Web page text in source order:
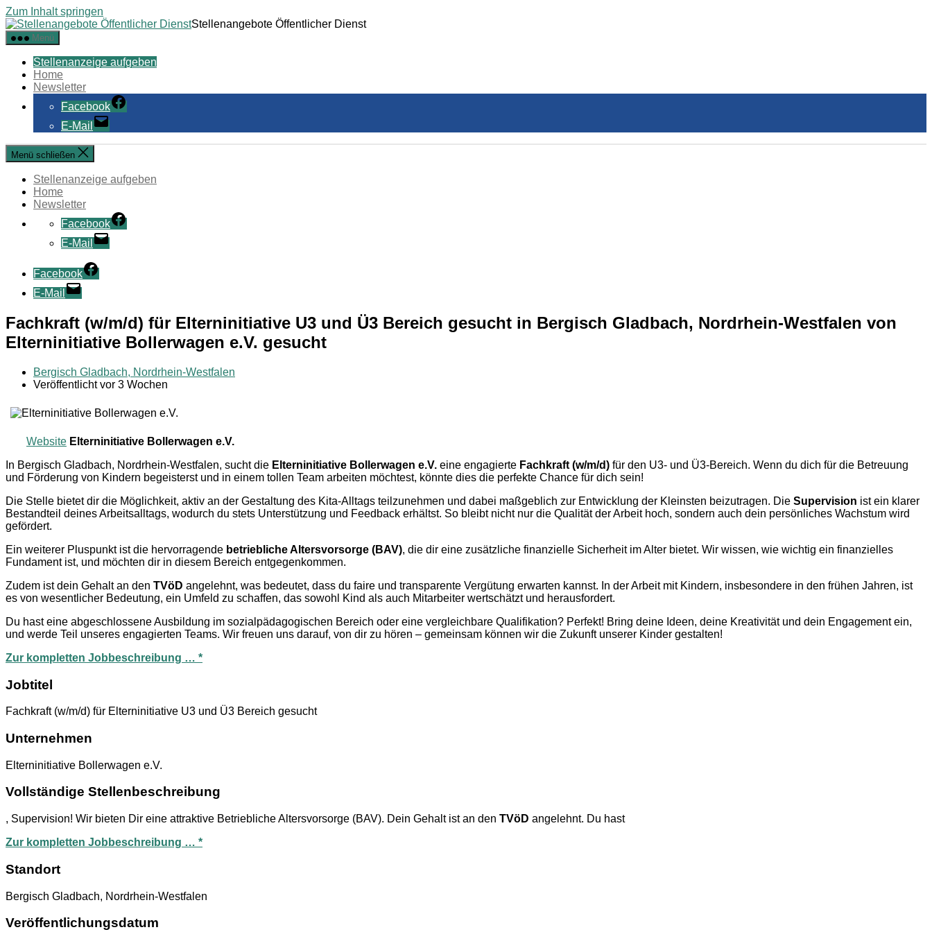
Zum Inhalt springen
Stellenangebote Öffentlicher Dienst
Menü
Stellenanzeige aufgeben
Home
Newsletter
Facebook
E-Mail
Menü schließen
Stellenanzeige aufgeben
Home
Newsletter
Facebook
E-Mail
Facebook
E-Mail
Fachkraft (w/m/d) für Elterninitiative U3 und Ü3 Bereich gesucht in Bergisch Gladbach, Nordrhein-Westfalen von
Elterninitiative Bollerwagen e.V. gesucht
Bergisch Gladbach, Nordrhein-Westfalen
Veröffentlicht vor 3 Wochen
Website Elterninitiative Bollerwagen e.V.
In Bergisch Gladbach, Nordrhein-Westfalen, sucht die Elterninitiative Bollerwagen e.V. eine engagierte Fachkraft (w/m/d) für den U3- und Ü3-Bereich. Wenn du dich für die Betreuung
und Förderung von Kindern begeisterst und in einem tollen Team arbeiten möchtest, könnte dies die perfekte Chance für dich sein!
Die Stelle bietet dir die Möglichkeit, aktiv an der Gestaltung des Kita-Alltags teilzunehmen und dabei maßgeblich zur Entwicklung der Kleinsten beizutragen. Die Supervision ist ein klarer
Bestandteil deines Arbeitsalltags, wodurch du stets Unterstützung und Feedback erhältst. So bleibt nicht nur die Qualität der Arbeit hoch, sondern auch dein persönliches Wachstum wird
gefördert.
Ein weiterer Pluspunkt ist die hervorragende betriebliche Altersvorsorge (BAV), die dir eine zusätzliche finanzielle Sicherheit im Alter bietet. Wir wissen, wie wichtig ein finanzielles
Fundament ist, und möchten dir in diesem Bereich entgegenkommen.
Zudem ist dein Gehalt an den TVöD angelehnt, was bedeutet, dass du faire und transparente Vergütung erwarten kannst. In der Arbeit mit Kindern, insbesondere in den frühen Jahren, ist
es von wesentlicher Bedeutung, ein Umfeld zu schaffen, das sowohl Kind als auch Mitarbeiter wertschätzt und herausfordert.
Du hast eine abgeschlossene Ausbildung im sozialpädagogischen Bereich oder eine vergleichbare Qualifikation? Perfekt! Bring deine Ideen, deine Kreativität und dein Engagement ein,
und werde Teil unseres engagierten Teams. Wir freuen uns darauf, von dir zu hören – gemeinsam können wir die Zukunft unserer Kinder gestalten!
Zur kompletten Jobbeschreibung … *
Jobtitel
Fachkraft (w/m/d) für Elterninitiative U3 und Ü3 Bereich gesucht
Unternehmen
Elterninitiative Bollerwagen e.V.
Vollständige Stellenbeschreibung
, Supervision! Wir bieten Dir eine attraktive Betriebliche Altersvorsorge (BAV). Dein Gehalt ist an den TVöD angelehnt. Du hast
Zur kompletten Jobbeschreibung … *
Standort
Bergisch Gladbach, Nordrhein-Westfalen
Veröffentlichungsdatum